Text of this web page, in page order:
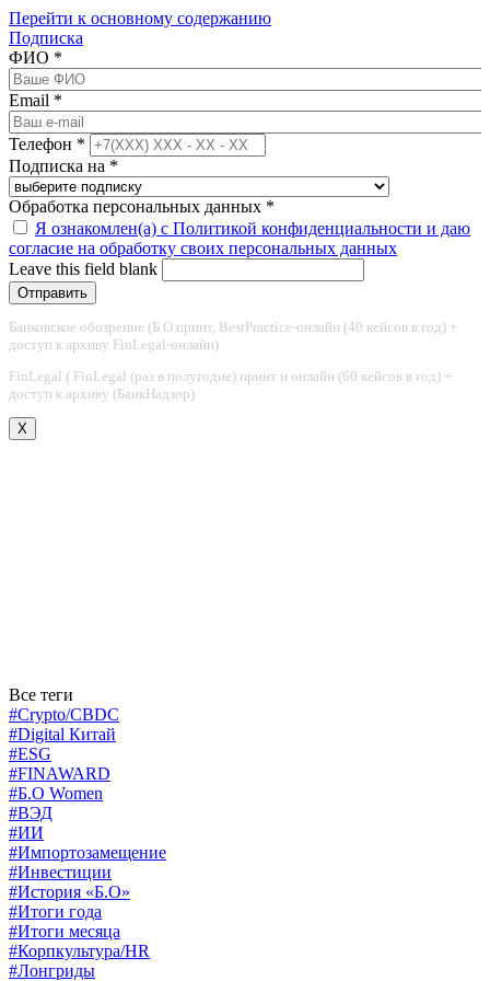
Перейти к основному содержанию
Подписка
ФИО *
Email *
Телефон *
Подписка на *
Обработка персональных данных *
Я ознакомлен(а) с Политикой конфиденциальности и даю
согласие на обработку своих персональных данных
Leave this field blank
Банковское обозрение (Б.О принт, BestPractice-онлайн (40 кейсов в год) +
доступ к архиву FinLegal-онлайн)
FinLegal ( FinLegal (раз в полугодие) принт и онлайн (60 кейсов в год) +
доступ к архиву (БанкНадзор)
X
Все теги
#Crypto/CBDC
#Digital Китай
#ESG
#FINAWARD
#Б.О Women
#ВЭД
#ИИ
#Импортозамещение
#Инвестиции
#История «Б.О»
#Итоги года
#Итоги месяца
#Корпкультура/HR
#Лонгриды